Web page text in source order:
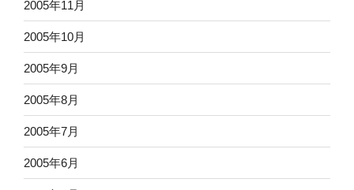
2005年11月
2005年10月
2005年9月
2005年8月
2005年7月
2005年6月